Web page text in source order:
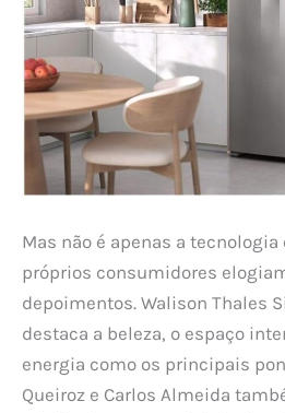
Mas não é apenas a
próprios consumidores
depoimentos. Walison Thales
destaca a beleza, o espaço
energia como os principais
Queiroz e Carlos Almeida